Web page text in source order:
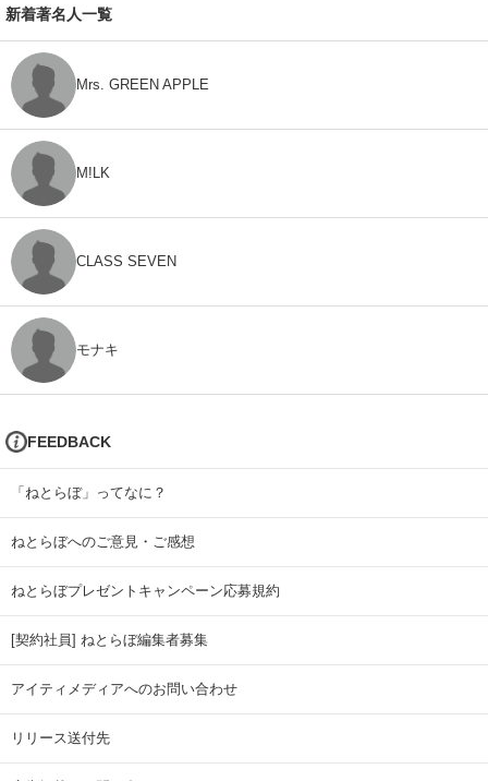
新着著名人一覧
Mrs. GREEN APPLE
M!LK
CLASS SEVEN
モナキ
FEEDBACK
「ねとらぼ」ってなに？
ねとらぼへのご意見・ご感想
ねとらぼプレゼントキャンペーン応募規約
[契約社員] ねとらぼ編集者募集
アイティメディアへのお問い合わせ
リリース送付先